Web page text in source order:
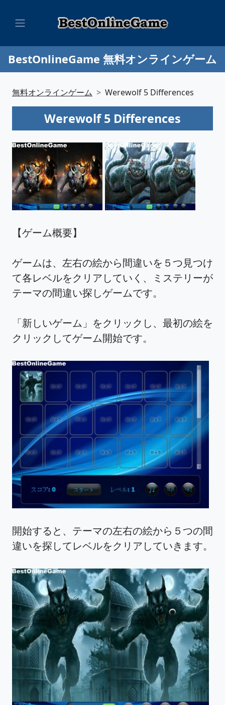
BestOnlineGame 無料オンラインゲーム
無料オンラインゲーム Werewolf 5 Differences
Werewolf 5 Differences
【ゲーム概要】
ゲームは、左右の絵から間違いを５つ見つけ
て各レベルをクリアしていく、ミステリーが
テーマの間違い探しゲームです。
「新しいゲーム」をクリックし、最初の絵を
クリックしてゲーム開始です。
開始すると、テーマの左右の絵から５つの間
違いを探してレベルをクリアしていきます。